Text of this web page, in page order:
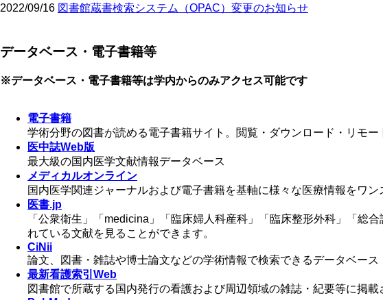
2022/09/16 図書館蔵書検索システム（OPAC）変更のお知らせ
データベース・電子書籍等
※データベース・電子書籍等は学内からのみアクセス可能です
電子書籍
学術分野の図書が読める電子書籍サイト。閲覧・ダウンロード・リモー
医中誌Web版
最大級の国内医学文献情報データベース
メディカルオンライン
国内医学関連ジャーナルおよび電子書籍を基軸に様々な医療情報をワン
医書.jp
「公衆衛生」「medicina」「臨床婦人科産科」「臨床整形外科」「総
れている文献を見ることができます。
CiNii
論文、図書・雑誌や博士論文などの学術情報で検索できるデータベース
最新看護索引Web
図書館で所蔵する国内発行の看護および周辺領域の雑誌・紀要等に掲